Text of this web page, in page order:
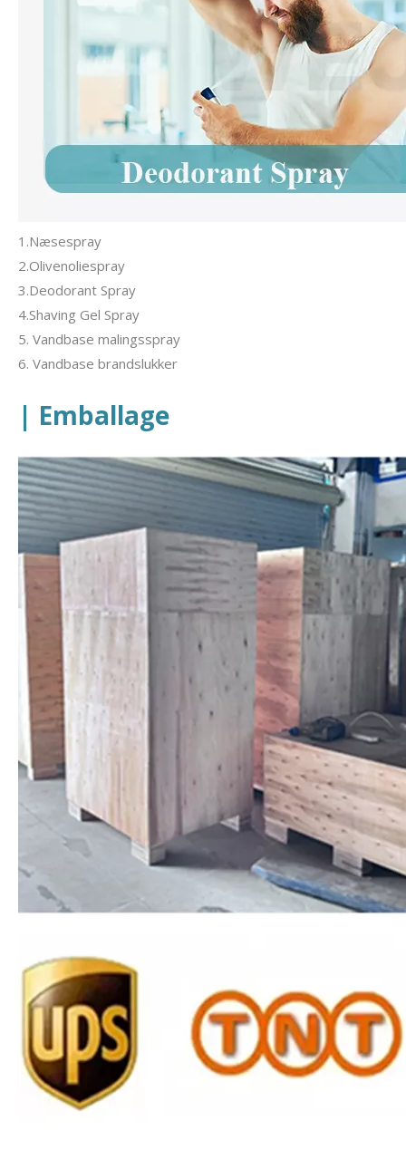
1.Næsespray
2.Olivenoliespray
3.Deodorant Spray
4.Shaving Gel Spray
5. Vandbase malingsspray
6. Vandbase brandslukker
| Emballage